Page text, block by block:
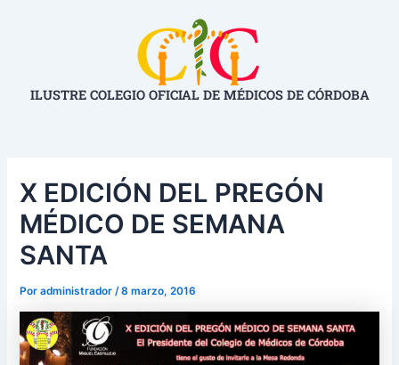
ILUSTRE COLEGIO OFICIAL DE MÉDICOS DE CÓRDOBA
X EDICIÓN DEL PREGÓN
MÉDICO DE SEMANA
SANTA
Poradministrador /8 marzo, 2016